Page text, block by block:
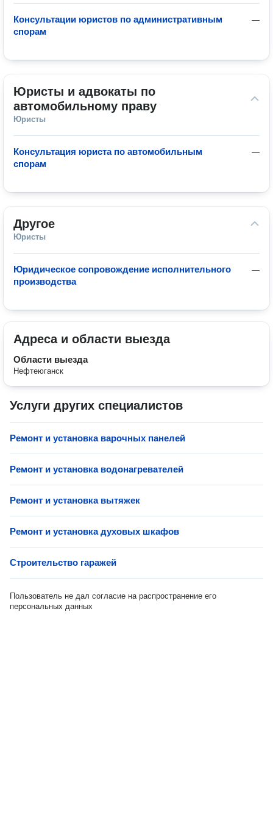
—
Консультации юристов по административным
спорам
Юристы и адвокаты по
автомобильному праву
Юристы
—
Консультация юриста по автомобильным
спорам
Другое
Юристы
—
Юридическое сопровождение исполнительного
производства
Адреса и области выезда
Области выезда
Нефтеюганск
Услуги других специалистов
Ремонт и установка варочных панелей
Ремонт и установка водонагревателей
Ремонт и установка вытяжек
Ремонт и установка духовых шкафов
Строительство гаражей
Пользователь не дал согласие на распространение его
персональных данных